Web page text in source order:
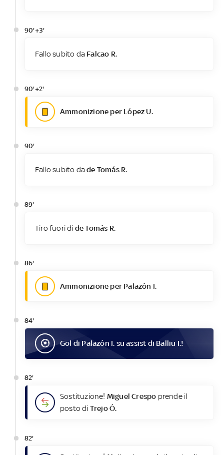
90'+3'
Fallo subito da Falcao R.
90'+2'
Ammonizione per López U.
90'
Fallo subito dade Tomás R.
89'
Tiro fuori di de Tomás R.
86'
Ammonizione per Palazón I.
84'
Gol di Palazón I. su assist di Balliu I.!
82'
Sostituzione! Miguel Crespo prende il
posto di Trejo Ó.
82'